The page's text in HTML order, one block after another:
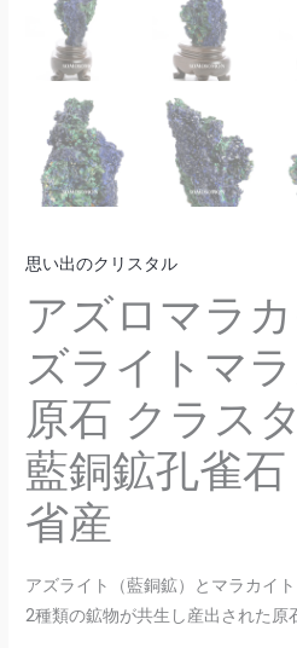
思い出のクリスタル
アズロマラ
ズライトマラ
原石 クラス
藍銅鉱孔雀
省産
アズライト（藍銅鉱）とマラカイト
2種類の鉱物が共生し産出された原